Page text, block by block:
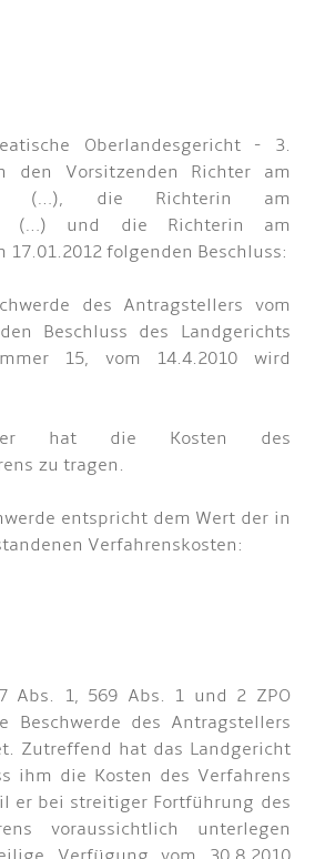
Oberlandesgericht - 3.
den Vorsitzenden Richter am
(…), die Richterin am
(…) und die Richterin am
folgenden Beschluss:
des Antragstellers vom
Beschluss des Landgerichts
15, vom 14.4.2010 wird
hat die Kosten des
zu tragen.
entspricht dem Wert der in
Verfahrenskosten:
Abs. 1, 569 Abs. 1 und 2 ZPO
Beschwerde des Antragstellers
Zutreffend hat das Landgericht
ihm die Kosten des Verfahrens
er bei streitiger Fortführung des
voraussichtlich unterlegen